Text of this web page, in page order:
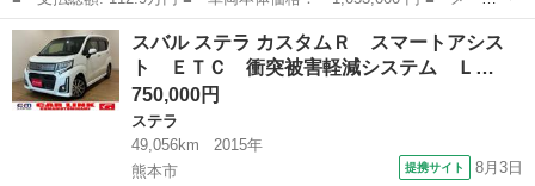
ー名： スバル ■ 車種名： サンバーバン ■ グレード名： Ｖ
Ｂ ５速ＭＴ 禁煙車 スマートアシスト コーナーセンサ オート
ハイビーム...
熊本 熊本市
スバル ステラ カスタムＲ スマートアシス
ト ＥＴＣ 衝突被害軽減システム Ｌ…
750,000円
ステラ
49,056km
2015年
熊本市
提携サイト 8月3日